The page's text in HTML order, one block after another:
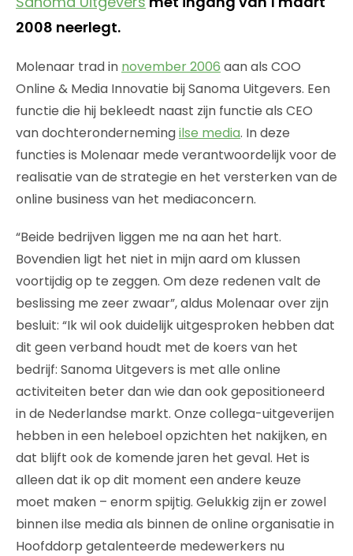
2008 neerlegt.
Molenaar trad in november 2006 aan als COO
Online & Media Innovatie bij Sanoma Uitgevers. Een
functie die hij bekleedt naast zijn functie als CEO
van dochterondernemingilse media. In deze
functies is Molenaar mede verantwoordelijk voor de
realisatie van de strategie en het versterken van de
online business van het mediaconcern.
“Beide bedrijven liggen me na aan het hart.
Bovendien ligt het niet in mijn aard om klussen
voortijdig op te zeggen. Om deze redenen valt de
beslissing me zeer zwaar”, aldus Molenaar over zijn
besluit: “Ik wil ook duidelijk uitgesproken hebben dat
dit geen verband houdt met de koers van het
bedrijf: Sanoma Uitgevers is met alle online
activiteiten beter dan wie dan ook gepositioneerd
in de Nederlandse markt. Onze collega-uitgeverijen
hebben in een heleboel opzichten het nakijken, en
dat blijft ook de komende jaren het geval. Het is
alleen dat ik op dit moment een andere keuze
moet maken – enorm spijtig. Gelukkig zijn er zowel
binnen ilse media als binnen de online organisatie in
Hoofddorp getalenteerde medewerkers nu